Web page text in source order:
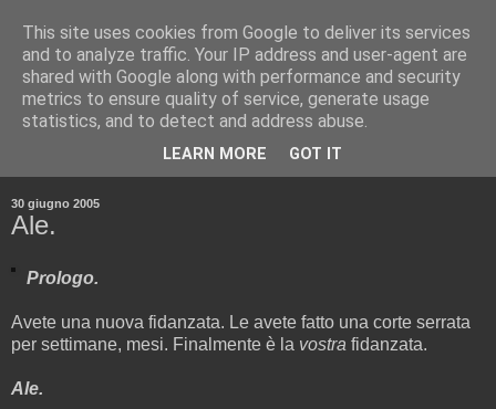
30 giugno 2005
Ale.
Prologo.
Avete una nuova fidanzata. Le avete fatto una corte serrata
per settimane, mesi. Finalmente è la vostra fidanzata.
Ale.
This site uses cookies from Google to deliver its services
and to analyze traffic. Your IP address and user-agent are
shared with Google along with performance and security
metrics to ensure quality of service, generate usage
statistics, and to detect and address abuse.
LEARN MORE GOT IT